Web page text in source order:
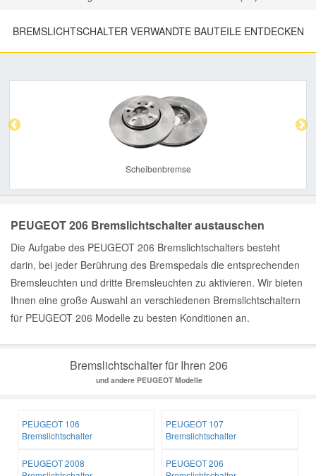
BREMSLICHTSCHALTER VERWANDTE BAUTEILE ENTDECKEN
Scheibenbremse
PEUGEOT 206 Bremslichtschalter austauschen
Die Aufgabe des PEUGEOT 206 Bremslichtschalters besteht
darin, bei jeder Berührung des Bremspedals die entsprechenden
Bremsleuchten und dritte Bremsleuchten zu aktivieren. Wir bieten
Ihnen eine große Auswahl an verschiedenen Bremslichtschaltern
für PEUGEOT 206 Modelle zu besten Konditionen an.
Bremslichtschalter für Ihren 206
und andere PEUGEOT Modelle
PEUGEOT 106
Bremslichtschalter
PEUGEOT 107
Bremslichtschalter
PEUGEOT 2008
PEUGEOT 206